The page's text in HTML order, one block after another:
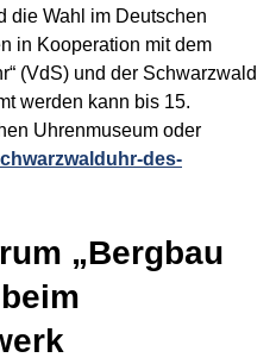
die Wahl im Deutschen
in Kooperation mit dem
(VdS) und der Schwarzwald
werden kann bis 15.
Uhrenmuseum oder
des-
„Bergbau